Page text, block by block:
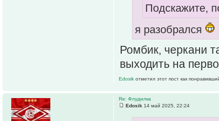
Подскажите,
я разобрался
Ромбик, черкани
выходить на
Edosik отметил этот пост как
Re: Флудилка
Edosik 14 май 2025, 22:24